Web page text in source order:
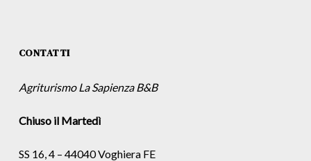
CONTATTI
Agriturismo La Sapienza B&B
Chiuso il Martedì
SS 16, 4 – 44040 Voghiera FE